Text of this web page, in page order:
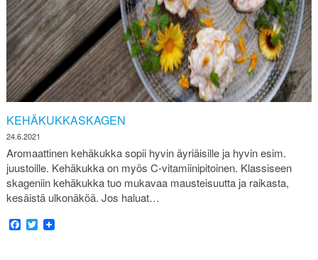
KEHÄKUKKASKAGEN
24.6.2021
Aromaattinen kehäkukka sopii hyvin äyriäisille ja hyvin esim.
juustoille. Kehäkukka on myös C-vitamiinipitoinen. Klassiseen
skageniin kehäkukka tuo mukavaa mausteisuutta ja raikasta,
kesäistä ulkonäköä. Jos haluat…
Facebook
Twitter